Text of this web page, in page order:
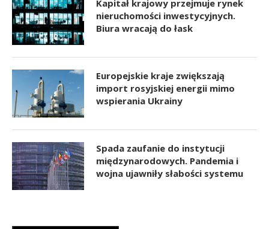
Kapitał krajowy przejmuje rynek
nieruchomości inwestycyjnych.
Biura wracają do łask
Europejskie kraje zwiększają
import rosyjskiej energii mimo
wspierania Ukrainy
Spada zaufanie do instytucji
międzynarodowych. Pandemia i
wojna ujawniły słabości systemu